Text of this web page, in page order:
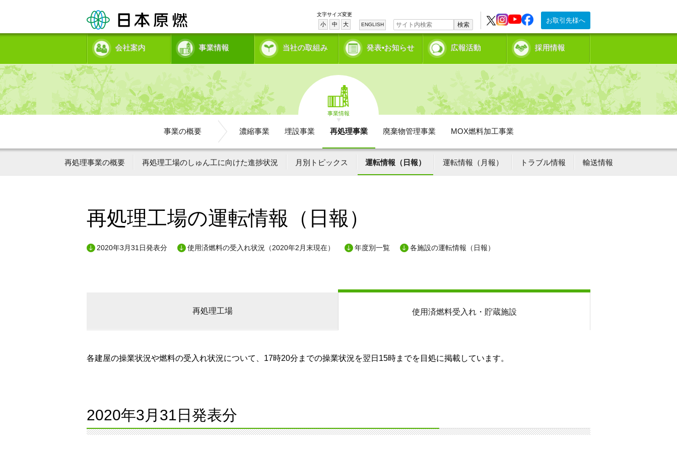
お取引先様へ
検索
文字サイズ変更
小 中 大 ENGLISH
会社案内 事業情報 当社の取組み 発表•お知らせ 広報活動 採用情報
事業情報
事業の概要 濃縮事業 埋設事業 再処理事業 廃棄物管理事業 MOX燃料加工事業
再処理事業の概要 再処理工場のしゅん工に向けた進捗状況 月別トピックス 運転情報（日報） 運転情報（月報） トラブル情報 輸送情報
再処理工場の運転情報（日報）
2020年3月31日発表分 使用済燃料の受入れ状況（2020年2月末現在） 年度別一覧 各施設の運転情報（日報）
再処理工場 使用済燃料受入れ・貯蔵施設
各建屋の操業状況や燃料の受入れ状況について、17時20分までの操業状況を翌日15時までを目処に掲載しています。
2020年3月31日発表分